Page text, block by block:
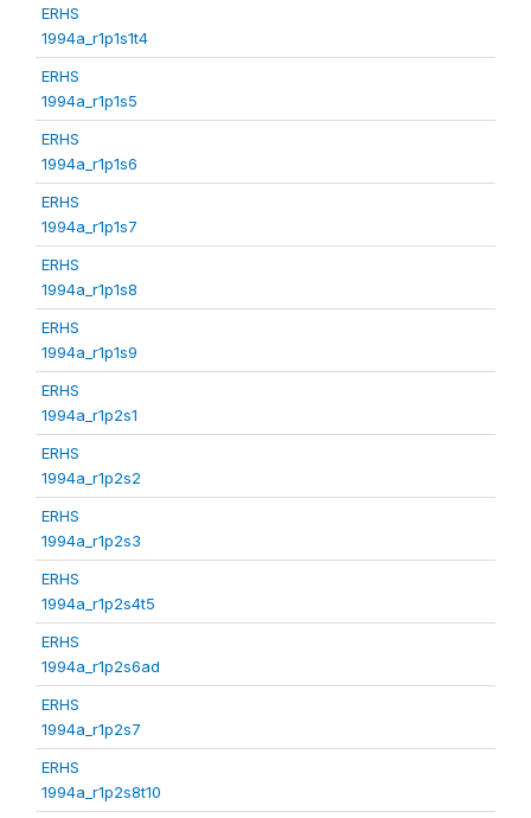
ERHS
1994a_r1p1s1t4
ERHS
1994a_r1p1s5
ERHS
1994a_r1p1s6
ERHS
1994a_r1p1s7
ERHS
1994a_r1p1s8
ERHS
1994a_r1p1s9
ERHS
1994a_r1p2s1
ERHS
1994a_r1p2s2
ERHS
1994a_r1p2s3
ERHS
1994a_r1p2s4t5
ERHS
1994a_r1p2s6ad
ERHS
1994a_r1p2s7
ERHS
1994a_r1p2s8t10